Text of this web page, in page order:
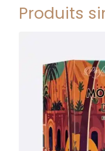
Produits